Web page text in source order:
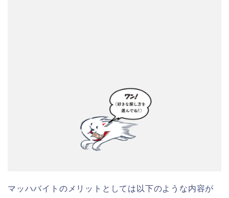
マッハバイトのメリットとしては以下のような内容が